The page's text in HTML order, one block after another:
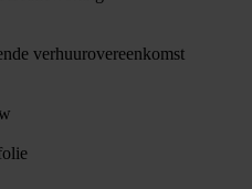
verhuurovereenkomst